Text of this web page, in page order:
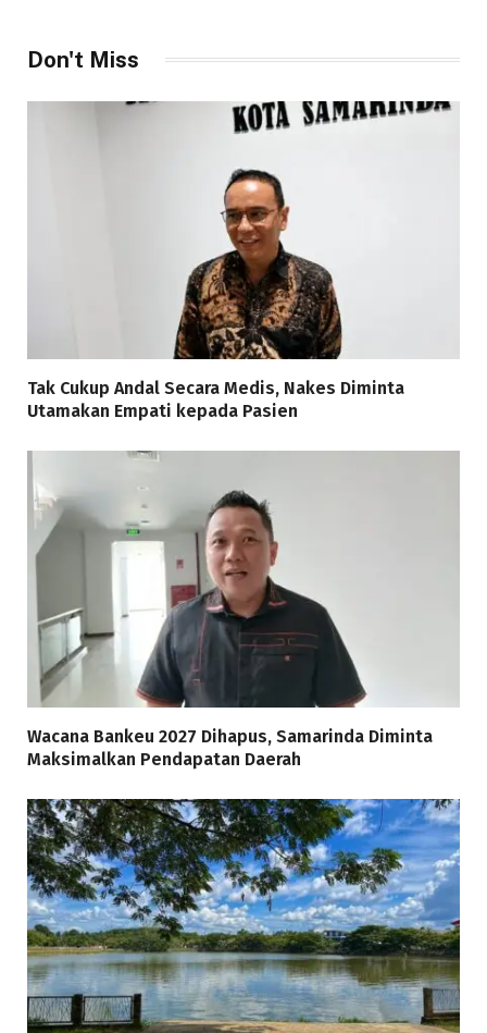
Don't Miss
Tak Cukup Andal Secara Medis, Nakes Diminta
Utamakan Empati kepada Pasien
Wacana Bankeu 2027 Dihapus, Samarinda Diminta
Maksimalkan Pendapatan Daerah